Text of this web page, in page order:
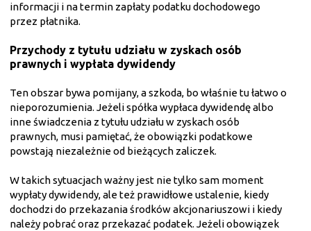
informacji i na termin zapłaty podatku dochodowego
przez płatnika.
Przychody z tytułu udziału w zyskach osób
prawnych i wypłata dywidendy
Ten obszar bywa pomijany, a szkoda, bo właśnie tu łatwo o
nieporozumienia. Jeżeli spółka wypłaca dywidendę albo
inne świadczenia z tytułu udziału w zyskach osób
prawnych, musi pamiętać, że obowiązki podatkowe
powstają niezależnie od bieżących zaliczek.
W takich sytuacjach ważny jest nie tylko sam moment
wypłaty dywidendy, ale też prawidłowe ustalenie, kiedy
dochodzi do przekazania środków akcjonariuszowi i kiedy
należy pobrać oraz przekazać podatek. Jeżeli obowiązek